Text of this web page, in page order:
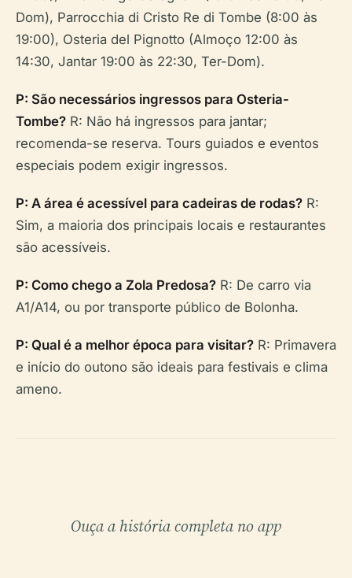
Dom), Parrocchia di Cristo Re di Tombe (8:00 às
19:00), Osteria del Pignotto (Almoço 12:00 às
14:30, Jantar 19:00 às 22:30, Ter-Dom).
P: São necessários ingressos para Osteria-
Tombe? R: Não há ingressos para jantar;
recomenda-se reserva. Tours guiados e eventos
especiais podem exigir ingressos.
P: A área é acessível para cadeiras de rodas? R:
Sim, a maioria dos principais locais e restaurantes
são acessíveis.
P: Como chego a Zola Predosa? R: De carro via
A1/A14, ou por transporte público de Bolonha.
P: Qual é a melhor época para visitar? R: Primavera
e início do outono são ideais para festivais e clima
ameno.
Ouça a história completa no app